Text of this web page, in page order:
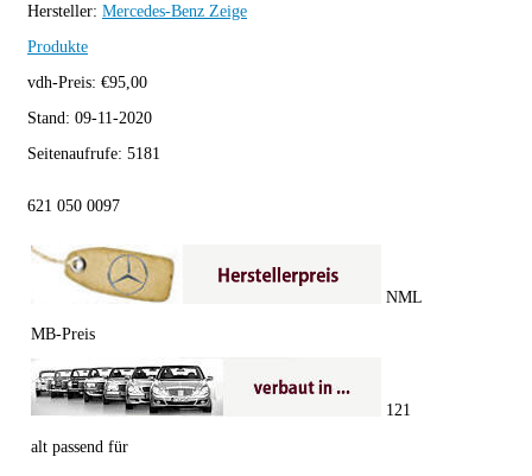
Hersteller: Mercedes-Benz Zeige
Produkte
vdh-Preis: €95,00
Stand: 09-11-2020
Seitenaufrufe: 5181
621 050 0097
MB-Preis
NML
alt passend für
121